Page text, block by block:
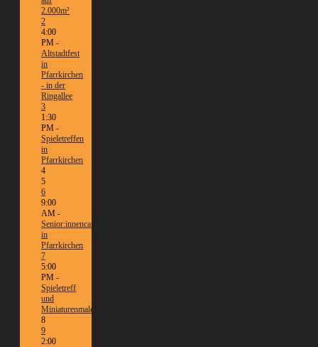
2.000m²
2
4:00
PM -
Altstadtfest
in
Pfarrkirchen
- in der
Ringallee
3
1:30
PM -
Spieletreffen
in
Pfarrkirchen
4
5
6
9:00
AM -
Senior:innencafé
in
Pfarrkirchen
7
5:00
PM -
Spieletreff
und
Miniaturenmalen/Tabletop
8
9
2:00